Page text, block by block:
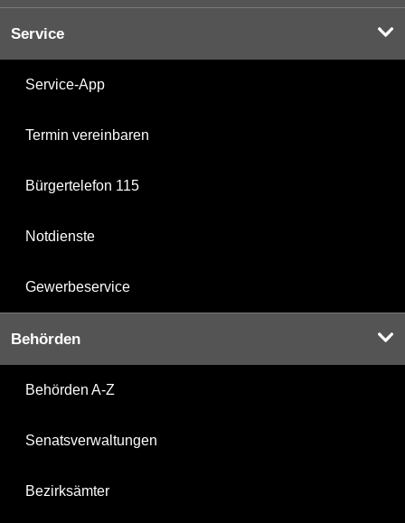
Service
Service-App
Termin vereinbaren
Bürgertelefon 115
Notdienste
Gewerbeservice
Behörden
Behörden A-Z
Senatsverwaltungen
Bezirksämter